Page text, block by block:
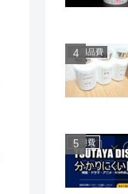
日用品費
遊興費